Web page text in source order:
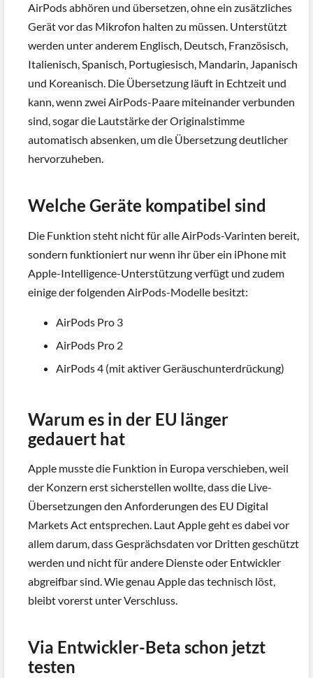
AirPods abhören und übersetzen, ohne ein zusätzliches
Gerät vor das Mikrofon halten zu müssen. Unterstützt
werden unter anderem Englisch, Deutsch, Französisch,
Italienisch, Spanisch, Portugiesisch, Mandarin, Japanisch
und Koreanisch. Die Übersetzung läuft in Echtzeit und
kann, wenn zwei AirPods-Paare miteinander verbunden
sind, sogar die Lautstärke der Originalstimme
automatisch absenken, um die Übersetzung deutlicher
hervorzuheben.
Welche Geräte kompatibel sind
Die Funktion steht nicht für alle AirPods-Varinten bereit,
sondern funktioniert nur wenn ihr über ein iPhone mit
Apple-Intelligence-Unterstützung verfügt und zudem
einige der folgenden AirPods-Modelle besitzt:
AirPods Pro 3
AirPods Pro 2
AirPods 4 (mit aktiver Geräuschunterdrückung)
Warum es in der EU länger
gedauert hat
Apple musste die Funktion in Europa verschieben, weil
der Konzern erst sicherstellen wollte, dass die Live-
Übersetzungen den Anforderungen des EU Digital
Markets Act entsprechen. Laut Apple geht es dabei vor
allem darum, dass Gesprächsdaten vor Dritten geschützt
werden und nicht für andere Dienste oder Entwickler
abgreifbar sind. Wie genau Apple das technisch löst,
bleibt vorerst unter Verschluss.
Via Entwickler-Beta schon jetzt
testen